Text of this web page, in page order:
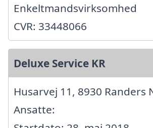
Enkeltmandsvirksomhed
CVR: 33448066
Deluxe Service KR
Husarvej 11, 8930 Randers
Ansatte: